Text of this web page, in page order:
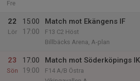
Fre
22
Lör
15:00
17:00
Match mot Ekängens IF
F13 C2 Höst
Billbäcks Arena, A-plan
23
Sön
17:00
19:00
Match mot Söderköpings
F14 A/B Östra